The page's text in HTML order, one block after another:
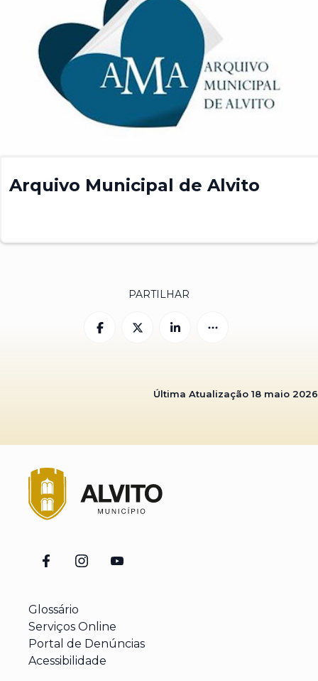
Arquivo Municipal de Alvito
PARTILHAR
Última Atualização 18 maio 2026
Glossário
Serviços Online
Portal de Denúncias
Acessibilidade